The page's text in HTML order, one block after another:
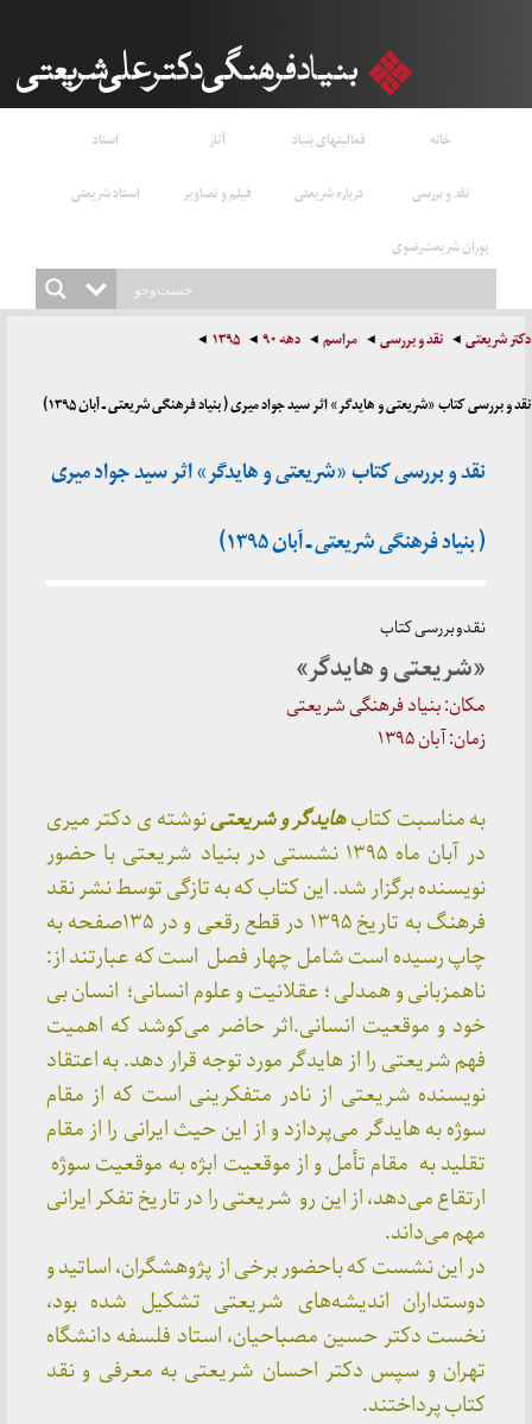
خانه فعالیتهای بنیاد آثار
اسناد
نقد و بررسی
درباره شریعتی فیلم و تصاویر
استاد شریعتی
پوران شریعت‌رضوی
دکتر شریعتی نقد و بررسی مراسم دهه ۹۰ ۱۳۹۵
نقد و بررسی کتاب «شریعتی و هایدگر» اثر سید جواد میری ( بنیاد فرهنگی شریعتی ـ آبان ۱۳۹۵)
نقد و بررسی کتاب «شریعتی و هایدگر» اثر سید جواد میری
( بنیاد فرهنگی شریعتی ـ آبان ۱۳۹۵)
نقد و بررسی کتاب
«شریعتی و هایدگر»
مکان: بنیاد فرهنگی شریعتی
زمان: آبان ۱۳۹۵
به مناسبت کتابهایدگر و شریعتینوشته ی دکتر میری
در آبان ماه ۱۳۹۵ نشستی در بنیاد شریعتی با حضور
نویسنده برگزار شد. این کتاب که به تازگی توسط نشر نقد
فرهنگ به تاریخ ۱۳۹۵ در قطع رقعی و در ۱۳۵صفحه به
چاپ رسیده است شامل چهار فصل است که عبارتند از:
ناهمزبانی و همدلی ؛ عقلانیت و علوم انسانی؛ انسان بی
خود و موقعیت انسانی.اثر حاضر می‌کوشد که اهمیت
فهم شریعتی را از هایدگر مورد توجه قرار دهد. به اعتقاد
نویسنده شریعتی از نادر متفکرینی است که از مقام
سوژه به هایدگر می‌پردازد و از این حیث ایرانی را از مقام
تقلید به مقام تأمل و از موقعیت ابژه به موقعیت سوژه
ارتقاع می‌دهد، از این رو شریعتی را در تاریخ تفکر ایرانی
مهم می‌داند.
در این نشست که باحضور برخی از پژوهشگران، اساتید و
دوستداران اندیشه‌های شریعتی تشکیل شده بود،
نخست دکتر حسین مصباحیان، استاد فلسفه دانشگاه
تهران و سپس دکتر احسان شریعتی به معرفی و نقد
کتاب پرداختند.